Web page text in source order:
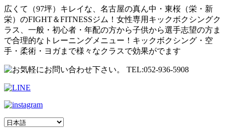
広くて（97坪）キレイな、名古屋の真ん中・東桜（栄・新
栄）のFIGHT＆FITNESSジム！女性専用キックボクシングク
ラス、一般・初心者・年配の方から子供から選手志望の方ま
で合理的なトレーニングメニュー！キックボクシング・空
手・柔術・ヨガまで様々なクラスで効果がでます